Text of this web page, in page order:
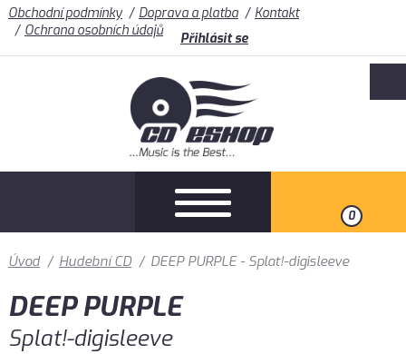
Obchodní podmínky Doprava a platba
Kontakt
Ochrana osobních údajů
Přihlásit se
0
Úvod / Hudební CD / DEEP PURPLE - Splat!-digisleeve
DEEP PURPLE
Splat!-digisleeve